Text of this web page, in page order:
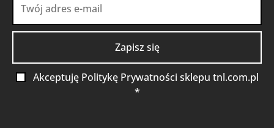
Akceptuję Politykę Prywatności sklepu tnl.com.pl
*